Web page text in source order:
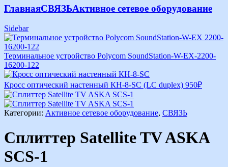
ГлавнаяСВЯЗЬАктивное сетевое оборудование
Sidebar
Терминальное устройство Polycom SoundStation-W-EX-2200-
16200-122
Кросс оптический настенный КН-8-SC (LC dupleх) 950₽
Категории: Активное сетевое оборудование, СВЯЗЬ
Сплиттер Satellite TV ASKA
SCS-1